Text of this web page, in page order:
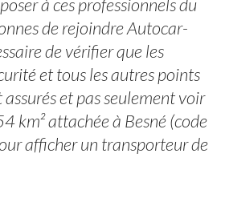
à ces professionnels du
de rejoindre Autocar-
de vérifier que les
et tous les autres points
et pas seulement voir
km² attachée à Besné (code
afficher un transporteur de